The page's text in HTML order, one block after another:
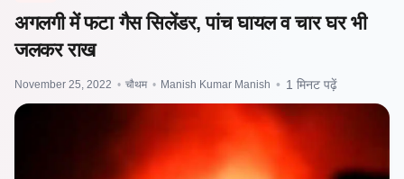
अगलगी में फटा गैस सिलेंडर, पांच घायल व चार घर भी
जलकर राख
November 25, 2022 • चौथम • Manish Kumar Manish • 1 मिनट पढ़ें